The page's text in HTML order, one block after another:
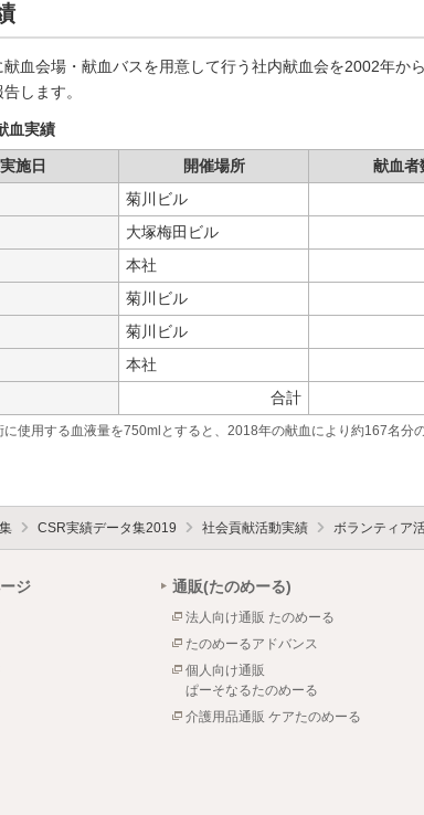
献血会場・献血バスを用意して行う社内献血会を2002年か
します。
血実績
実施日 開催場所 献血者
菊川ビル
大塚梅田ビル
本社
菊川ビル
菊川ビル
本社
合計
に使用する血液量を750mlとすると、2018年の献血により約167名分
CSR実績データ集2019 社会貢献活動実績 ボランティア
ジ 通販(たのめーる)
法人向け通販 たのめーる
たのめーるアドバンス
個人向け通販
ぱーそなるたのめーる
介護用品通販 ケアたのめーる